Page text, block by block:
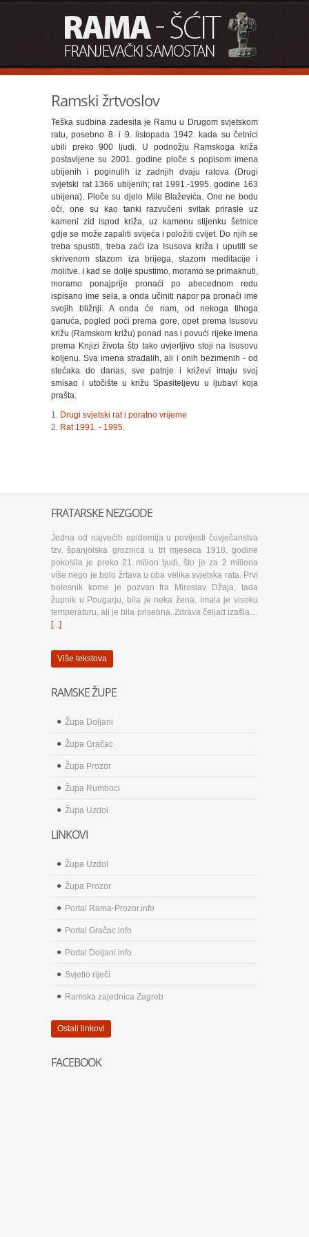
Ramski žrtvoslov
Teška sudbina zadesila je Ramu u Drugom svjetskom
ratu, posebno 8. i 9. listopada 1942. kada su četnici
ubili preko 900 ljudi. U podnožju Ramskoga križa
postavljene su 2001. godine ploče s popisom imena
ubijenih i poginulih iz zadnjih dvaju ratova (Drugi
svjetski rat 1366 ubijenih; rat 1991.-1995. godine 163
ubijena). Ploče su djelo Mile Blaževića. One ne bodu
oči, one su kao tanki razvučeni svitak prirasle uz
kameni zid ispod križa, uz kamenu stijenku šetnice
gdje se može zapaliti svijeća i položiti cvijet. Do njih se
treba spustiti, treba zaći iza Isusova križa i uputiti se
skrivenom stazom iza brijega, stazom meditacije i
molitve. I kad se dolje spustimo, moramo se primaknuti,
moramo ponajprije pronaći po abecednom redu
ispisano ime sela, a onda učiniti napor pa pronaći ime
svojih bližnji. A onda će nam, od nekoga tihoga
ganuća, pogled poći prema gore, opet prema Isusovu
križu (Ramskom križu) ponad nas i povući rijeke imena
prema Knjizi života što tako uvjerljivo stoji na Isusovu
koljenu. Sva imena stradalih, ali i onih bezimenih - od
stećaka do danas, sve patnje i križevi imaju svoj
smisao i utočište u križu Spasiteljevu u ljubavi koja
prašta.
1. Drugi svjetski rat i poratno vrijeme
2. Rat 1991. - 1995.
FRATARSKE NEZGODE
Jedna od najvećih epidemija u povijesti čovječanstva
tzv. španjolska groznica u tri mjeseca 1918. godine
pokosila je preko 21 milion ljudi, što je za 2 miliona
više nego je bolo žrtava u oba velika svjetska rata. Prvi
bolesnik kome je pozvan fra Miroslav Džaja, tada
župnik u Pougarju, bila je neka žena. Imala je visoku
temperaturu, ali je bila prisebna. Zdrava čeljad izašla…
[...]
Više tekstova
RAMSKE ŽUPE
Župa Doljani
Župa Gračac
Župa Prozor
Župa Rumboci
Župa Uzdol
LINKOVI
Župa Uzdol
Župa Prozor
Portal Rama-Prozor.info
Portal Gračac.info
Portal Doljani.info
Svjetlo riječi
Ramska zajednica Zagreb
Ostali linkovi
FACEBOOK